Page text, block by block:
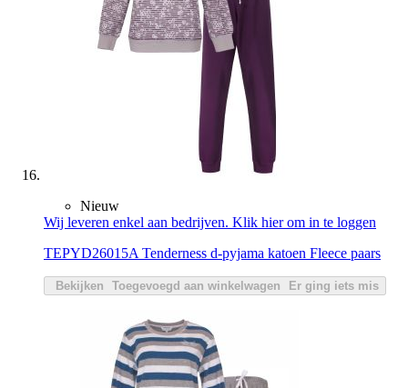
Nieuw
Wij leveren enkel aan bedrijven. Klik hier om in te loggen
TEPYD26015A Tenderness d-pyjama katoen Fleece paars
Bekijken Toegevoegd aan winkelwagen Er ging iets mis